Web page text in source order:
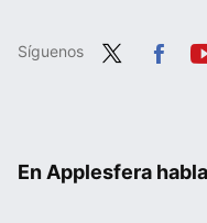
Síguenos
En Applesfera